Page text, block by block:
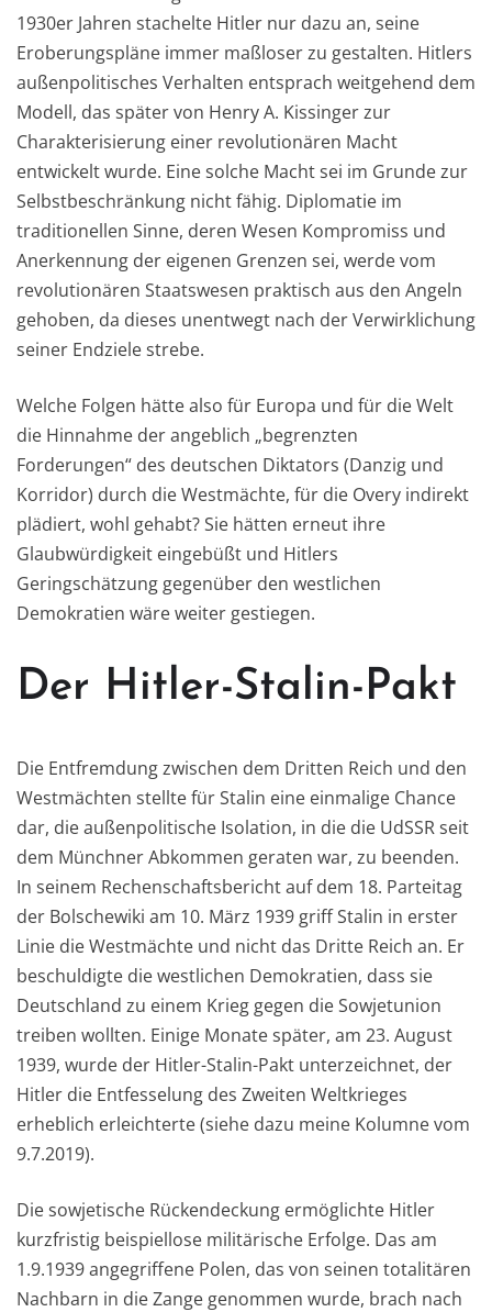
1930er Jahren stachelte Hitler nur dazu an, seine
Eroberungspläne immer maßloser zu gestalten. Hitlers
außenpolitisches Verhalten entsprach weitgehend dem
Modell, das später von Henry A. Kissinger zur
Charakterisierung einer revolutionären Macht
entwickelt wurde. Eine solche Macht sei im Grunde zur
Selbstbeschränkung nicht fähig. Diplomatie im
traditionellen Sinne, deren Wesen Kompromiss und
Anerkennung der eigenen Grenzen sei, werde vom
revolutionären Staatswesen praktisch aus den Angeln
gehoben, da dieses unentwegt nach der Verwirklichung
seiner Endziele strebe.
Welche Folgen hätte also für Europa und für die Welt
die Hinnahme der angeblich „begrenzten
Forderungen“ des deutschen Diktators (Danzig und
Korridor) durch die Westmächte, für die Overy indirekt
plädiert, wohl gehabt? Sie hätten erneut ihre
Glaubwürdigkeit eingebüßt und Hitlers
Geringschätzung gegenüber den westlichen
Demokratien wäre weiter gestiegen.
Der Hitler-Stalin-Pakt
Die Entfremdung zwischen dem Dritten Reich und den
Westmächten stellte für Stalin eine einmalige Chance
dar, die außenpolitische Isolation, in die die UdSSR seit
dem Münchner Abkommen geraten war, zu beenden.
In seinem Rechenschaftsbericht auf dem 18. Parteitag
der Bolschewiki am 10. März 1939 griff Stalin in erster
Linie die Westmächte und nicht das Dritte Reich an. Er
beschuldigte die westlichen Demokratien, dass sie
Deutschland zu einem Krieg gegen die Sowjetunion
treiben wollten. Einige Monate später, am 23. August
1939, wurde der Hitler-Stalin-Pakt unterzeichnet, der
Hitler die Entfesselung des Zweiten Weltkrieges
erheblich erleichterte (siehe dazu meine Kolumne vom
9.7.2019).
Die sowjetische Rückendeckung ermöglichte Hitler
kurzfristig beispiellose militärische Erfolge. Das am
1.9.1939 angegriffene Polen, das von seinen totalitären
Nachbarn in die Zange genommen wurde, brach nach